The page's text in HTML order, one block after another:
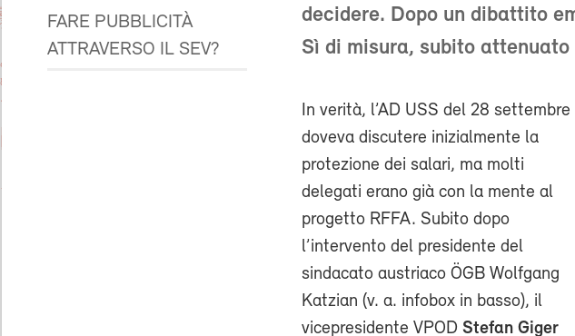
FARE PUBBLICITÀ
ATTRAVERSO IL SEV?
decidere. Dopo un dibattito
Sì di misura, subito
In verità, l’AD USS del 28 settembre
doveva discutere inizialmente la
protezione dei salari, ma molti
delegati erano già con la mente al
progetto RFFA. Subito dopo
l’intervento del presidente del
sindacato austriaco ÖGB Wolfgang
Katzian (v. a. infobox in basso), il
vicepresidente VPOD Stefan Giger